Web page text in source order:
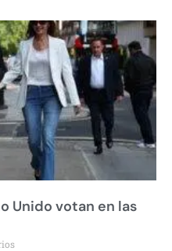
Unido votan en las